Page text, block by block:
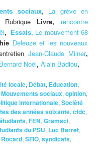
sociaux, La grève en
Livre, rencontre
, Essais, Le mouvement 68
Deleuze et les nouveaux
Jean-Claude Milner,
Bernard Noël,Alain Badiou,
locale, Débat, Education,
Mouvements sociaux,opinion,
internationale,Société
des années soixante,cfdc,
,FEN,Gramsci,
du PSU, Luc Barret,
Rocard,SFIO,syndicats,